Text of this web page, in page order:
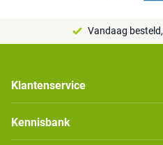
Vandaag besteld,
Klantenservice
Kennisbank